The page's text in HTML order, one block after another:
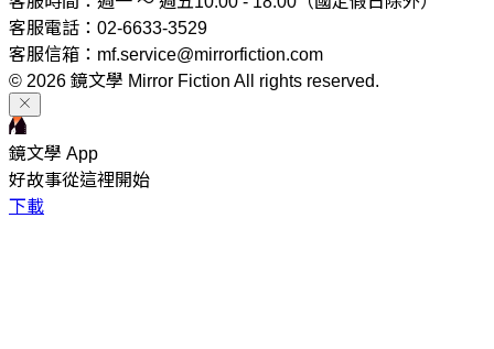
客服電話：02-6633-3529
客服信箱：mf.service@mirrorfiction.com
© 2026 鏡文學 Mirror Fiction All rights reserved.
鏡文學 App
好故事從這裡開始
下載